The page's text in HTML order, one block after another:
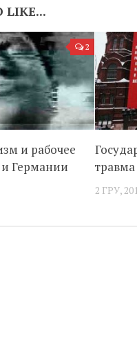
LIKE...
2
и рабочее
Германии
2 ГРУ,